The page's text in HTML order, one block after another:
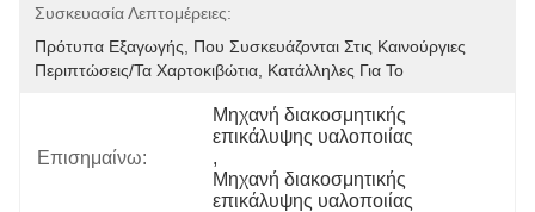
Συσκευασία Λεπτομέρειες:
Πρότυπα Εξαγωγής, Που Συσκευάζονται Στις Καινούργιες
Περιπτώσεις/τα Χαρτοκιβώτια, Κατάλληλες Για Το
Επισημαίνω:
Μηχανή διακοσμητικής
επικάλυψης υαλοποιίας
,
Μηχανή διακοσμητικής
επικάλυψης υαλοποιίας